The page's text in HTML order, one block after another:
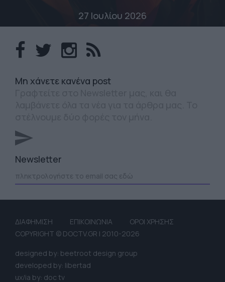
27 Ιουλίου 2026
Mη χάνετε κανένα post
Newsletter
ΔΙΑΦΗΜΙΣΗ ΕΠΙΚΟΙΝΩΝΙΑ
ΟΡΟΙ ΧΡΗΣΗΣ
COPYRIGHT © DOCTV.GR | 2010-2026
designed by: beetroot design group
developed by: libertad
ux/ia by: doc tv